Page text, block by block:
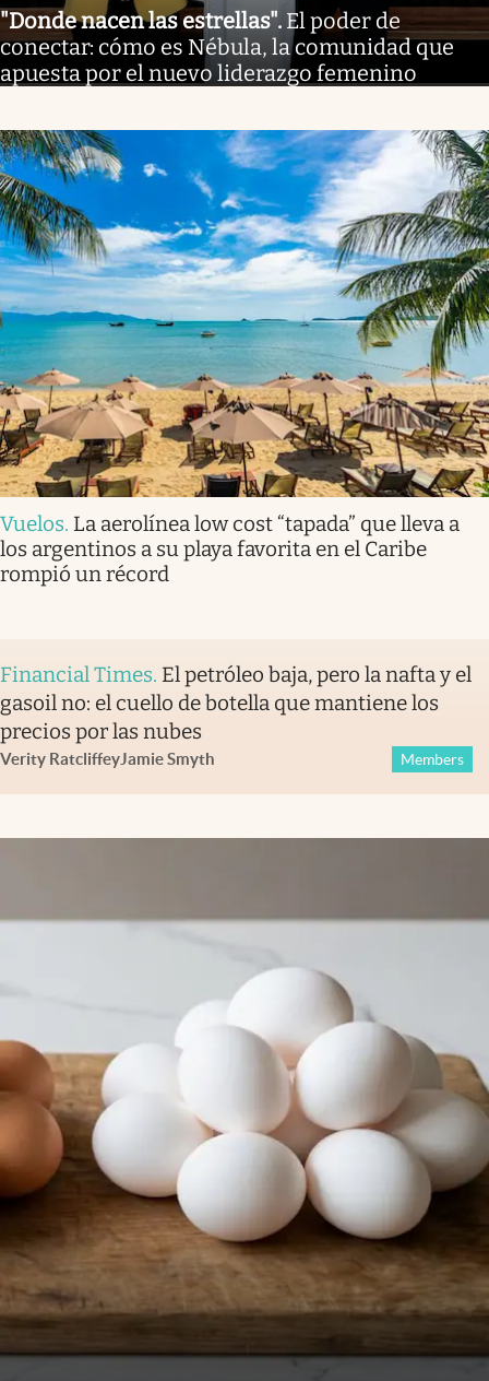
"Donde nacen las estrellas". El poder de
conectar: cómo es Nébula, la comunidad que
apuesta por el nuevo liderazgo femenino
Vuelos. La aerolínea low cost “tapada” que lleva a
los argentinos a su playa favorita en el Caribe
rompió un récord
Financial Times. El petróleo baja, pero la nafta y el
gasoil no: el cuello de botella que mantiene los
precios por las nubes
Verity RatcliffeyJamie Smyth Members